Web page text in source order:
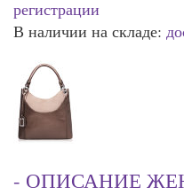
регистрации
В наличии на складе:
- ОПИСАНИЕ